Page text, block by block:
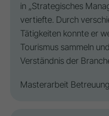
in „Strategisches
vertiefte. Durch
Tätigkeiten konnte er
Tourismus sammeln
Verständnis der
Masterarbeit